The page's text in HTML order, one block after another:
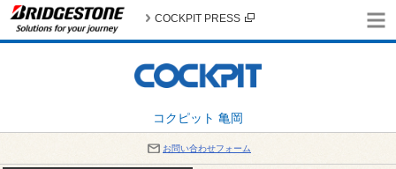
コクピット 亀岡
COCKPIT PRESS
お問い合わせフォーム